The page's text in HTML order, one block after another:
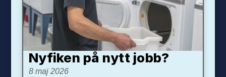
Nyfiken på nytt jobb?
8 maj 2026